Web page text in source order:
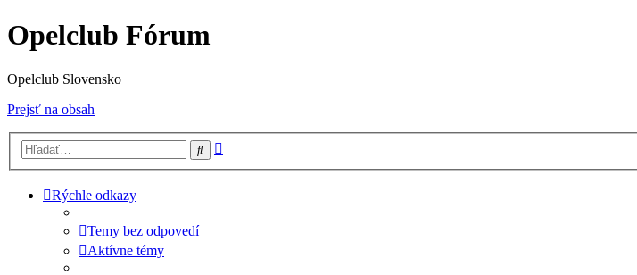
Opelclub Fórum
Opelclub Slovensko
Prejsť na obsah
Hľadať
Rýchle odkazy
Temy bez odpovedí
Aktívne témy